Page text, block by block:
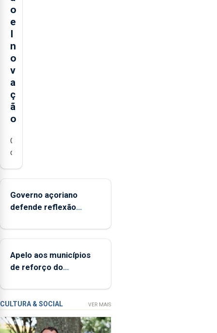
o
e
I
n
o
v
a
ç
ã
o
Os
cinco
maiores
investigação
marinha
representam
mais
900
investigadores,
pedem
à
Governo açoriano
defende reflexão
envelhecimento
Apelo aos municípios
de reforço do
CULTURA & SOCIAL VER MAIS